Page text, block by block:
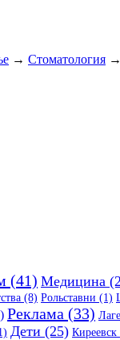
→ Стоматология
(41) Медицина
(8) Рольставни (1)
Реклама (33)
Дети (25) Киреевск